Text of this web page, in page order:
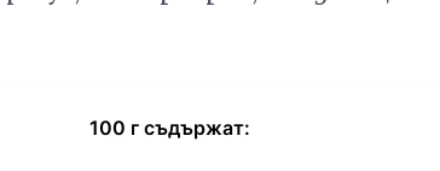
100 г съдържат: